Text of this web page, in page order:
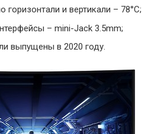
горизонтали и вертикали – 78°С;
– mini-Jack 3.5mm;
выпущены в 2020 году.